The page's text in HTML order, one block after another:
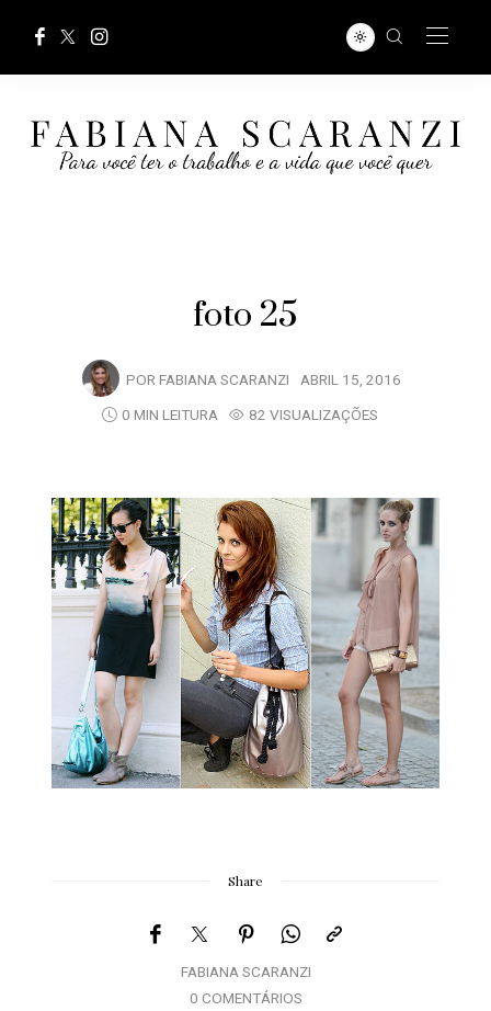
foto 25
POR FABIANA SCARANZI ABRIL 15, 2016
0 MIN LEITURA
82 VISUALIZAÇÕES
Share
FABIANA SCARANZI
0 COMENTÁRIOS